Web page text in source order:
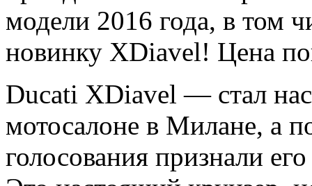
модели 2016 года, в том
новинку XDiavel! Цена
Ducati XDiavel — стал
мотосалоне в Милане, а
голосования признали